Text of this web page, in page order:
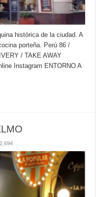
histórica de la ciudad. A
porteña. Perú 86 /
/ TAKE AWAY
Instagram ENTORNO A
2,694